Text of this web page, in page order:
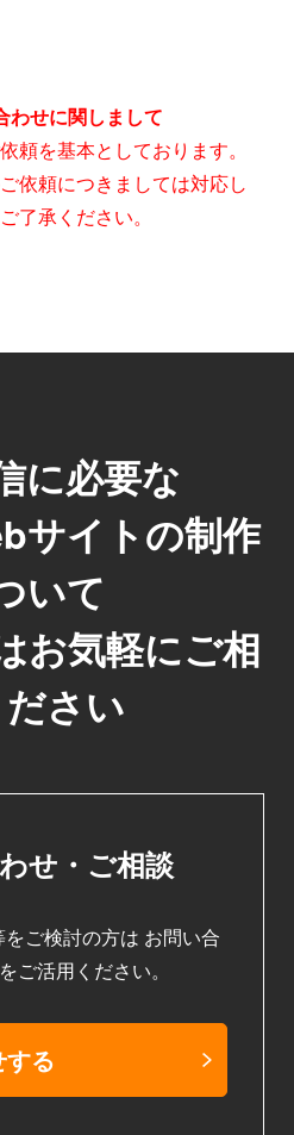
わせに関しまして
頼を基本としております。
依頼につきましては対応し
了承ください。
に必要な
サイトの制作
いて
お気軽にご相
さい
せ・ご相談
ご検討の方は お問い合
ご活用ください。
る